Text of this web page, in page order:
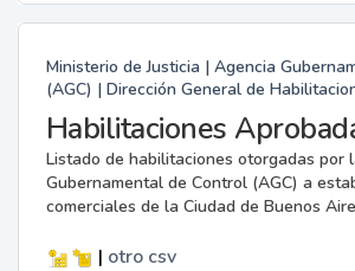
Ministerio de Justicia | Agencia
(AGC) | Dirección General de
Habilitaciones
Listado de habilitaciones otorgadas por
Gubernamental de Control (AGC) a
comerciales de la Ciudad de Buenos
| otro csv